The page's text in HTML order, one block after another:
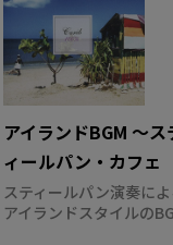
アイランドBGM ～ス
ィールパン・カフェ
スティールパン演奏によ
アイランドスタイルの